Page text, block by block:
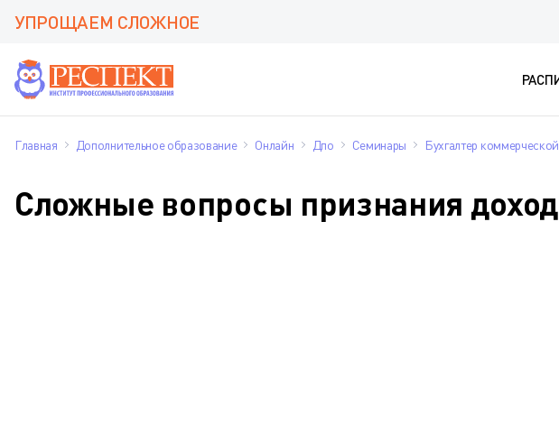
УПРОЩАЕМ СЛОЖНОЕ
Главная Дополнительное образование Онлайн Дпо Семинары Бухгалтер
Сложные вопросы признания